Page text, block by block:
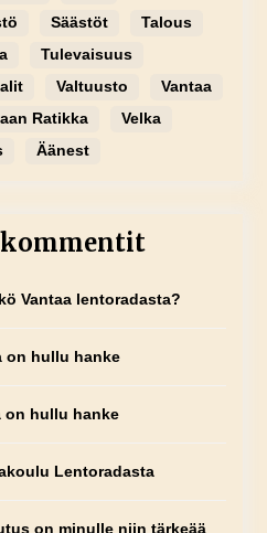
Säästöt
Talous
Tulevaisuus
Valtuusto
Vantaa
Ratikka
Velka
Äänest
Vantaa lentoradasta?
on hullu hanke
on hullu hanke
Lentoradasta
on minulle niin tärkeää